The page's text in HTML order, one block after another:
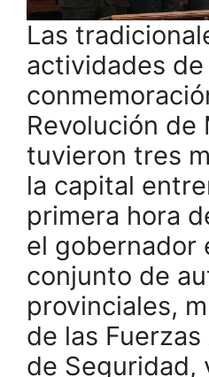
Las
actividades de
Revolución de
tuvieron tres
la capital
primera hora
el gobernador
conjunto de
provinciales,
de las
de Seguridad,